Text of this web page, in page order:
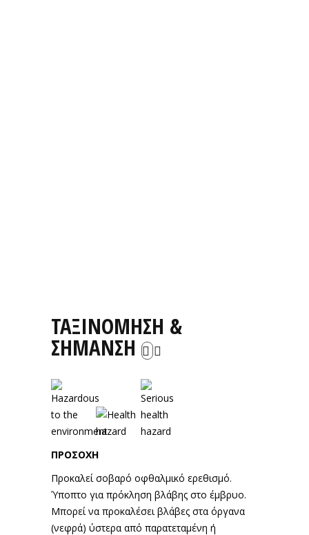
ΤΑΞΙΝΟΜΗΣΗ &
ΣΗΜΑΝΣΗ
ΠΡΟΣΟΧΗ
Προκαλεί σοβαρό οφθαλμικό ερεθισμό.
Ύποπτο για πρόκληση βλάβης στο έμβρυο.
Μπορεί να προκαλέσει βλάβες στα όργανα
(νεφρά) ύστερα από παρατεταμένη ή